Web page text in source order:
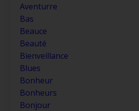
Aventurre
Bas
Beauce
Beauté
Bienveillance
Blues
Bonheur
Bonheurs
Bonjour